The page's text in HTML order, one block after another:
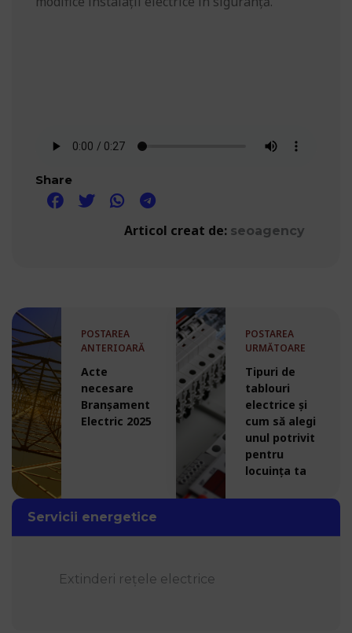
Share
Articol creat de: seoagency
POSTAREA
ANTERIOARĂ
Acte
necesare
Branșament
Electric 2025
POSTAREA
URMĂTOARE
Tipuri de
tablouri
electrice și
cum să alegi
unul potrivit
pentru
locuința ta
Servicii energetice
Extinderi rețele electrice